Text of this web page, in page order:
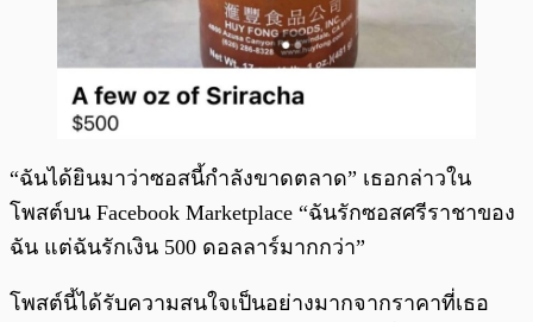
“ฉันได้ยินมาว่าซอสนี้กำลังขาดตลาด” เธอกล่าวใน
โพสต์บน Facebook Marketplace “ฉันรักซอสศรีราชาของ
ฉัน แต่ฉันรักเงิน 500 ดอลลาร์มากกว่า”
โพสต์นี้ได้รับความสนใจเป็นอย่างมากจากราคาที่เธอ